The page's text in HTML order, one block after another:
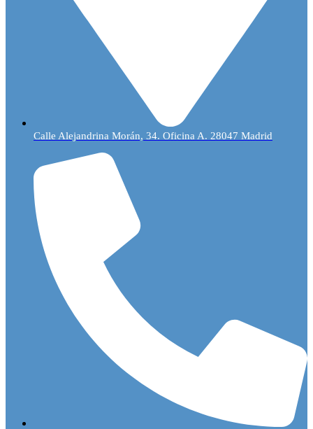
Calle Alejandrina Morán, 34. Oficina A. 28047 Madrid